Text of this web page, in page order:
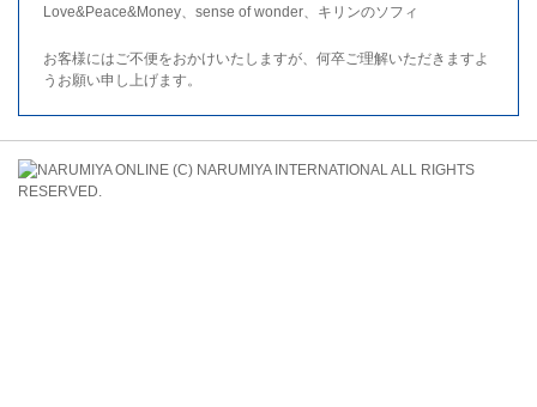
Love&Peace&Money、sense of wonder、キリンのソフィ
お客様にはご不便をおかけいたしますが、何卒ご理解いただきますよ
うお願い申し上げます。